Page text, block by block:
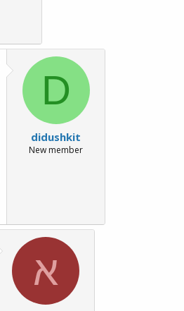
D
didushkit
New member
א